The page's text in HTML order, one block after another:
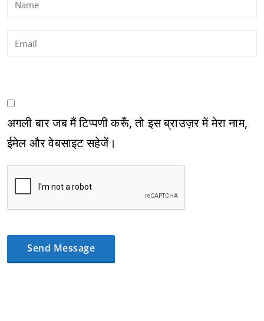
अगली बार जब मैं टिप्पणी करूँ, तो इस ब्राउज़र में मेरा नाम,
ईमेल और वेबसाइट सहेजें।